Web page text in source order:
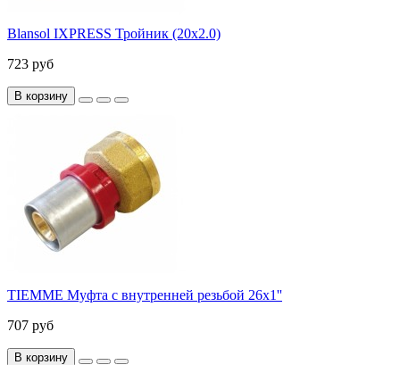
Blansol IXPRESS Тройник (20х2.0)
723 руб
В корзину
TIEMME Муфта с внутренней резьбой 26x1''
707 руб
В корзину